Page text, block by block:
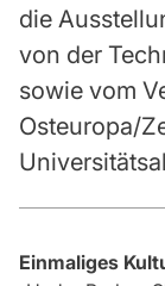
die
von der
sowie vom
Osteuropa/
Einmaliges